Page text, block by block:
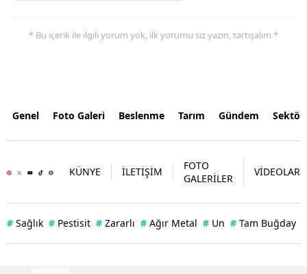
* Bu içerik ile ilgili yorum yok, ilk yorumu siz yazın, tartışalım *
Genel Foto Galeri Beslenme Tarım Gündem
KÜNYE İLETİŞİM
FOTO
GALERİLER
VİDEOLAR
# Sağlık # Pestisit # Zararlı # Ağır Metal # Un # Tam Buğday